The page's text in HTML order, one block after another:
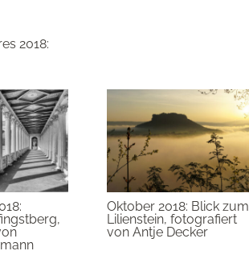
2018:
Oktober 2018: Blick zum
Lilienstein, fotografiert
von Antje Decker